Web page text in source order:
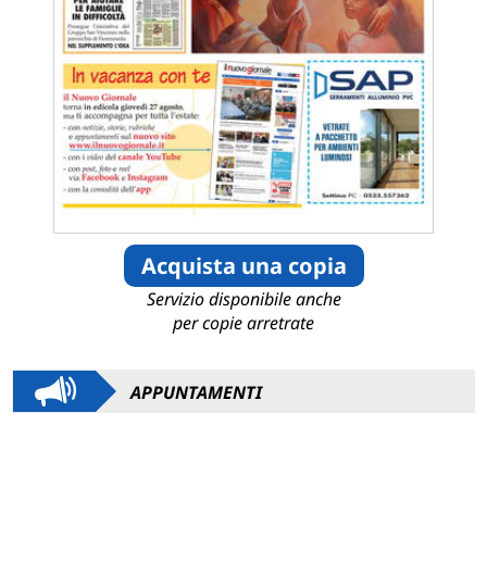
Acquista una copia
Servizio disponibile anche
per copie arretrate
APPUNTAMENTI